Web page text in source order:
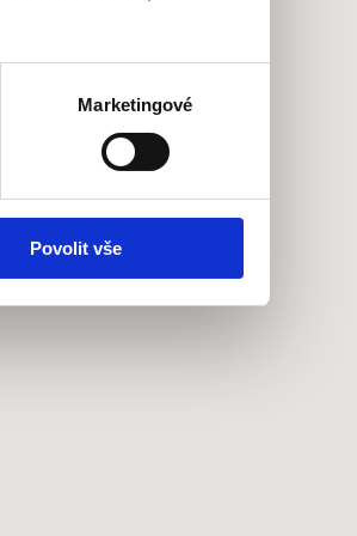
Marketingové
Povolit vše